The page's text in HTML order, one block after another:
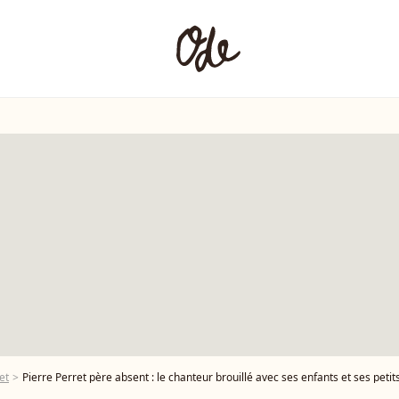
Pierre Perret père absent : le chanteur brouillé avec ses enfants et ses